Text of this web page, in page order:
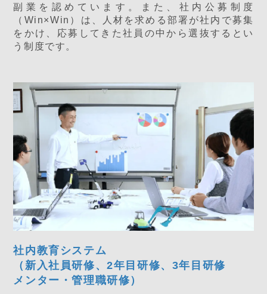
副業を認めています。また、社内公募制度
（Win×Win）は、人材を求める部署が社内で募集
をかけ、応募してきた社員の中から選抜するとい
う制度です。
社内教育システム
（新入社員研修、2年目研修、3年目研修
メンター・管理職研修）